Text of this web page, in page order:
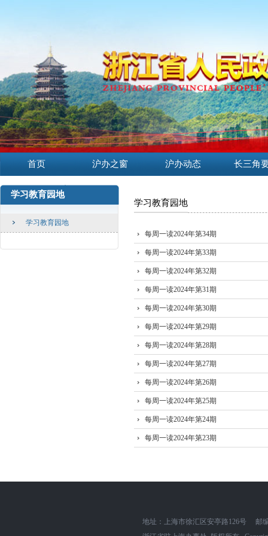
首页 沪办之窗 沪办动态 长三角
学习教育园地
学习教育园地
学习教育园地
每周一读2024年第34期
每周一读2024年第33期
每周一读2024年第32期
每周一读2024年第31期
每周一读2024年第30期
每周一读2024年第29期
每周一读2024年第28期
每周一读2024年第27期
每周一读2024年第26期
每周一读2024年第25期
每周一读2024年第24期
每周一读2024年第23期
地址：上海市徐汇区安亭路126号
邮